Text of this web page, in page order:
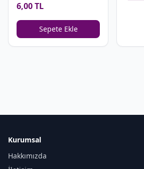
6,00 TL
Sepete Ekle
Kurumsal
Hakkımızda